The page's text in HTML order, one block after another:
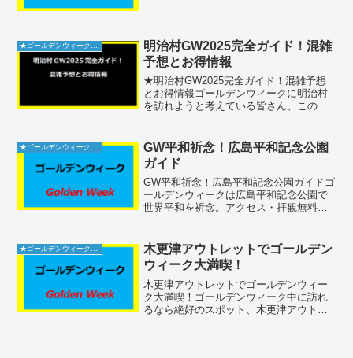
ど、見どころがたく...
明治村GW2025完全ガイド！混雑
予想とお得情報
★明治村GW2025完全ガイド！混雑予想
とお得情報ゴールデンウィークに明治村
を訪れようと考えている皆さん、この特
回避策からお得なチケット割引情報、周
辺施設のおすすめスポ...
★ゴールデンウィーク2026
GW平和祈念！広島平和記念公園
ガイド
GW平和祈念！広島平和記念公園ガイドゴ
ールデンウィークは広島平和記念公園で
世界平和を祈念。アクセス・拝観無料・
を250字で徹底解説します。公園の位置情
報広島市が運営する...
★ゴールデンウィーク2026
木更津アウトレットでゴールデン
ウィーク大満喫！
木更津アウトレットでゴールデンウィー
ク大満喫！ゴールデンウィーク中に訪れ
るなら絶好のスポット、木更津アウトレ